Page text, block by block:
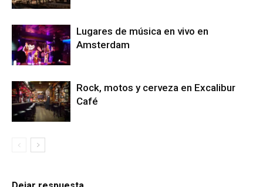
Lugares de música en vivo en
Amsterdam
Rock, motos y cerveza en Excalibur
Café